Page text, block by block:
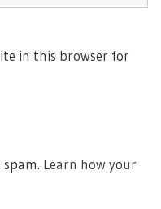
in this browser for
Learn how your